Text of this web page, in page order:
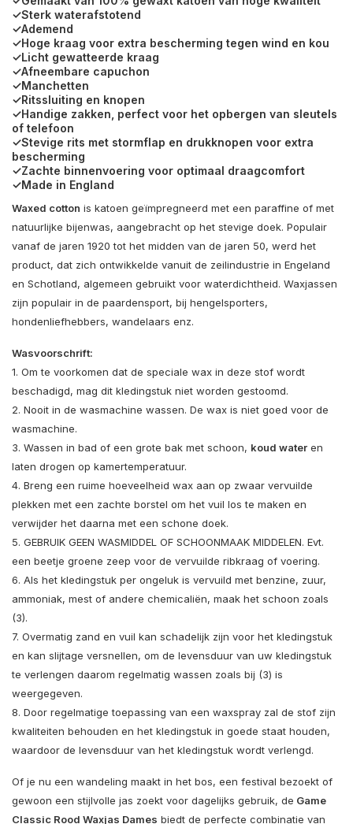
✓Sterk waterafstotend
✓Ademend
✓Hoge kraag voor extra bescherming tegen wind en kou
✓Licht gewatteerde kraag
✓Afneembare capuchon
✓Manchetten
✓Ritssluiting en knopen
✓Handige zakken, perfect voor het opbergen van sleutels
of telefoon
✓Stevige rits met stormflap en drukknopen voor extra
bescherming
✓Zachte binnenvoering voor optimaal draagcomfort
✓Made in England
Waxed cotton is katoen geïmpregneerd met een paraffine of met
natuurlijke bijenwas, aangebracht op het stevige doek. Populair
vanaf de jaren 1920 tot het midden van de jaren 50, werd het
product, dat zich ontwikkelde vanuit de zeilindustrie in Engeland
en Schotland, algemeen gebruikt voor waterdichtheid. Waxjassen
zijn populair in de paardensport, bij hengelsporters,
hondenliefhebbers, wandelaars enz.
Wasvoorschrift:
1. Om te voorkomen dat de speciale wax in deze stof wordt
beschadigd, mag dit kledingstuk niet worden gestoomd.
2. Nooit in de wasmachine wassen. De wax is niet goed voor de
wasmachine.
3. Wassen in bad of een grote bak met schoon, koud water en
laten drogen op kamertemperatuur.
4. Breng een ruime hoeveelheid wax aan op zwaar vervuilde
plekken met een zachte borstel om het vuil los te maken en
verwijder het daarna met een schone doek.
5. GEBRUIK GEEN WASMIDDEL OF SCHOONMAAK MIDDELEN. Evt.
een beetje groene zeep voor de vervuilde ribkraag of voering.
6. Als het kledingstuk per ongeluk is vervuild met benzine, zuur,
ammoniak, mest of andere chemicaliën, maak het schoon zoals
(3).
7. Overmatig zand en vuil kan schadelijk zijn voor het kledingstuk
en kan slijtage versnellen, om de levensduur van uw kledingstuk
te verlengen daarom regelmatig wassen zoals bij (3) is
weergegeven.
8. Door regelmatige toepassing van een waxspray zal de stof zijn
kwaliteiten behouden en het kledingstuk in goede staat houden,
waardoor de levensduur van het kledingstuk wordt verlengd.
Of je nu een wandeling maakt in het bos, een festival bezoekt of
gewoon een stijlvolle jas zoekt voor dagelijks gebruik, de Game
Classic Rood Waxjas Dames biedt de perfecte combinatie van